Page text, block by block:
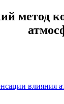
метод
влияния